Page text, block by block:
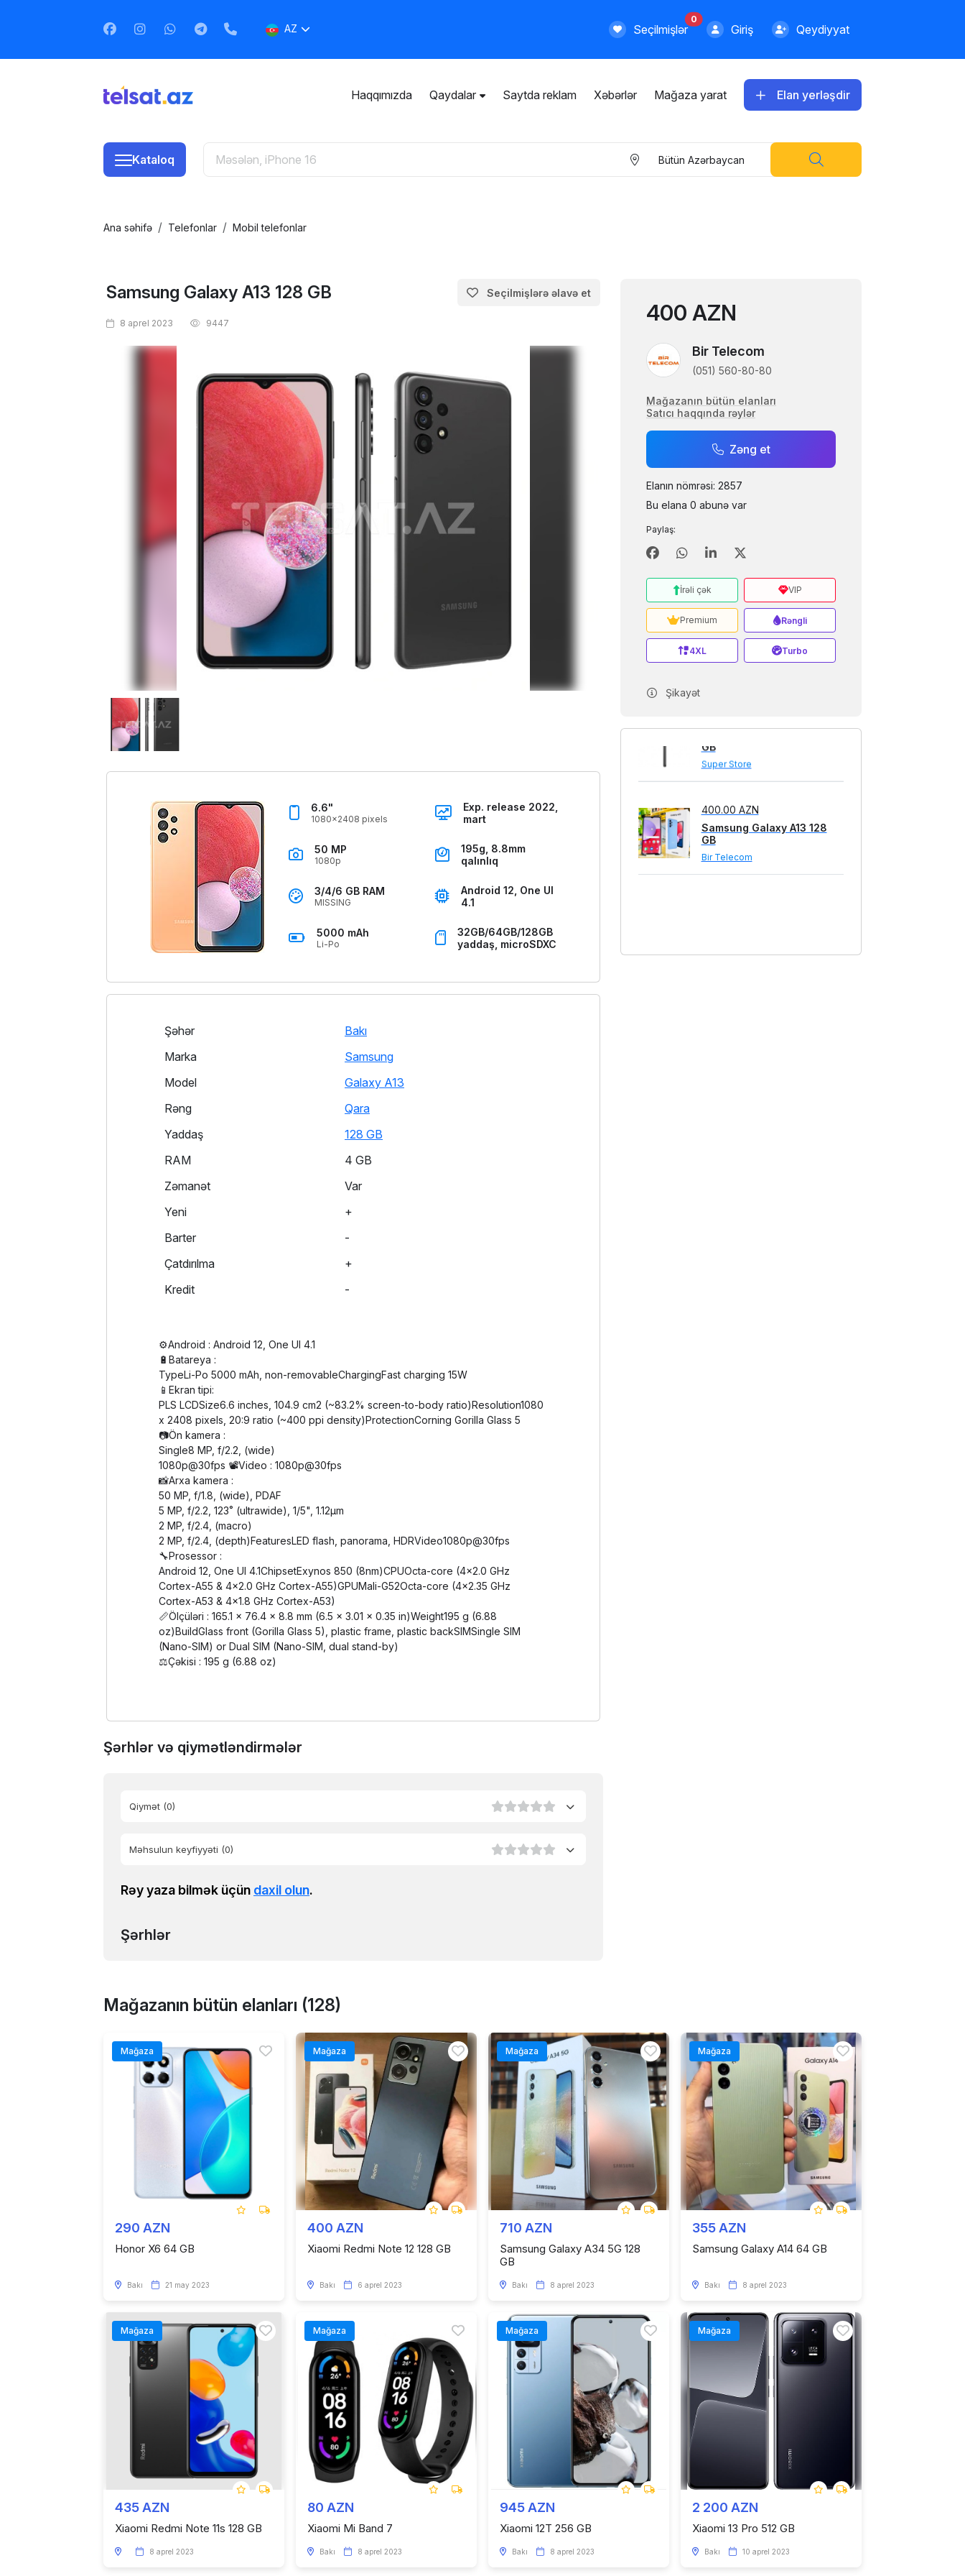
AZ Seçilmişlər
0
Giriş Qeydiyyat
Haqqımızda Qaydalar Saytda reklam Xəbərlər Mağaza yarat Elan yerləşdir
Kataloq Bütün Azərbaycan
Ana səhifə Telefonlar Mobil telefonlar
Samsung Galaxy A13 128 GB Seçilmişlərə əlavə et
8 aprel 2023 9447
6.6"
1080x2408 pixels
Exp. release 2022,
mart
50 MP
1080p
195g, 8.8mm
qalınlıq
3/4/6 GB RAM
MISSING
Android 12, One UI
4.1
5000 mAh
Li-Po
32GB/64GB/128GB
yaddaş, microSDXC
Şəhər
Bakı
Marka
Samsung
Model
Galaxy A13
Rəng
Qara
Yaddaş
128 GB
RAM
4 GB
Zəmanət
Var
Yeni
+
Barter
-
Çatdırılma
+
Kredit
-
⚙️Android : Android 12, One UI 4.1
🔋Batareya :
TypeLi-Po 5000 mAh, non-removableChargingFast charging 15W
📱Ekran tipi:
PLS LCDSize6.6 inches, 104.9 cm2 (~83.2% screen-to-body ratio)Resolution1080
x 2408 pixels, 20:9 ratio (~400 ppi density)ProtectionCorning Gorilla Glass 5
📷Ön kamera :
Single8 MP, f/2.2, (wide)
1080p@30fps 📽️Video : 1080p@30fps
📸Arxa kamera :
50 MP, f/1.8, (wide), PDAF
5 MP, f/2.2, 123˚ (ultrawide), 1/5", 1.12µm
2 MP, f/2.4, (macro)
2 MP, f/2.4, (depth)FeaturesLED flash, panorama, HDRVideo1080p@30fps
🔧Prosessor :
Android 12, One UI 4.1ChipsetExynos 850 (8nm)CPUOcta-core (4x2.0 GHz
Cortex-A55 & 4x2.0 GHz Cortex-A55)GPUMali-G52Octa-core (4x2.35 GHz
Cortex-A53 & 4x1.8 GHz Cortex-A53)
📏Ölçüləri : 165.1 x 76.4 x 8.8 mm (6.5 x 3.01 x 0.35 in)Weight195 g (6.88
oz)BuildGlass front (Gorilla Glass 5), plastic frame, plastic backSIMSingle SIM
(Nano-SIM) or Dual SIM (Nano-SIM, dual stand-by)
⚖️Çəkisi : 195 g (6.88 oz)
400 AZN
Bir Telecom
(051) 560-80-80
Mağazanın bütün elanları
Satıcı haqqında rəylər
Zəng et
Elanın nömrəsi: 2857
Bu elana 0 abunə var
Paylaş:
İrəli çək VIP
Premium Rəngli
4XL Turbo
Şikayət
GB
Super Store
400.00 AZN
Samsung Galaxy A13 128
GB
Bir Telecom
Şərhlər və qiymətləndirmələr
Qiymət (0)
Məhsulun keyfiyyəti (0)
Rəy yaza bilmək üçün daxil olun.
Şərhlər
Mağazanın bütün elanları (128)
Mağaza
290 AZN
Honor X6 64 GB
Bakı 21 may 2023
Mağaza
400 AZN
Xiaomi Redmi Note 12 128 GB
Bakı 6 aprel 2023
Mağaza
710 AZN
Samsung Galaxy A34 5G 128
GB
Bakı 8 aprel 2023
Mağaza
355 AZN
Samsung Galaxy A14 64 GB
Bakı 8 aprel 2023
Mağaza
435 AZN
Xiaomi Redmi Note 11s 128 GB
8 aprel 2023
Mağaza
80 AZN
Xiaomi Mi Band 7
Bakı 8 aprel 2023
Mağaza
945 AZN
Xiaomi 12T 256 GB
Bakı 8 aprel 2023
Mağaza
2 200 AZN
Xiaomi 13 Pro 512 GB
Bakı 10 aprel 2023